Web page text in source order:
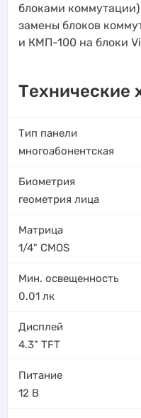
блоками
замены блоков
и КМП-100 на блоки
Технические
Тип панели
многоабонентская
Биометрия
геометрия лица
Матрица
1/4" CMOS
Мин. освещенность
0.01 лк
Дисплей
4.3" TFT
Питание
12 В